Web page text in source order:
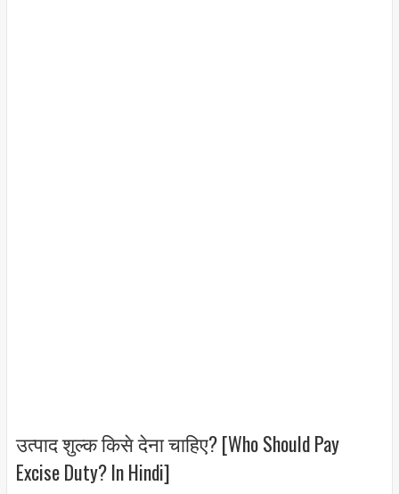
उत्पाद शुल्क किसे देना चाहिए? [Who Should Pay
Excise Duty? In Hindi]